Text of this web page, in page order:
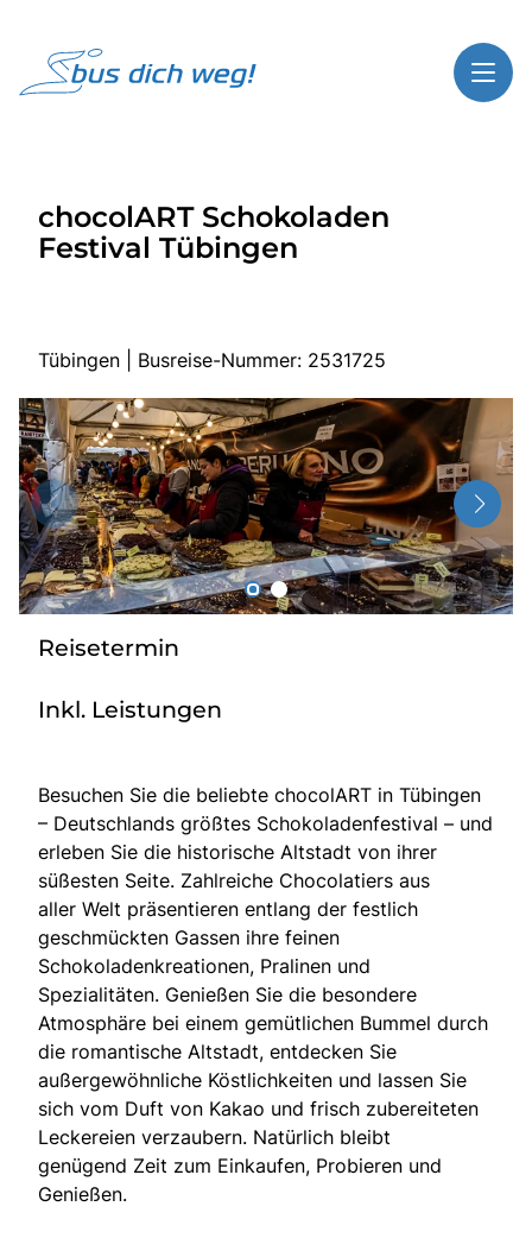
Highlights
Service
Start
Busreisen
Bus mieten
Über Bus dich weg!
Radio
Sie befinden sich in:
Deutschland
Österreich
chocolART Schokoladen
Festival Tübingen
Tübingen | Busreise-Nummer: 2531725
Reisetermin
Inkl. Leistungen
Besuchen Sie die beliebte chocolART in Tübingen
– Deutschlands größtes Schokoladenfestival – und
erleben Sie die historische Altstadt von ihrer
süßesten Seite. Zahlreiche Chocolatiers aus
aller Welt präsentieren entlang der festlich
geschmückten Gassen ihre feinen
Schokoladenkreationen, Pralinen und
Spezialitäten. Genießen Sie die besondere
Atmosphäre bei einem gemütlichen Bummel durch
die romantische Altstadt, entdecken Sie
außergewöhnliche Köstlichkeiten und lassen Sie
sich vom Duft von Kakao und frisch zubereiteten
Leckereien verzaubern. Natürlich bleibt
genügend Zeit zum Einkaufen, Probieren und
Genießen.